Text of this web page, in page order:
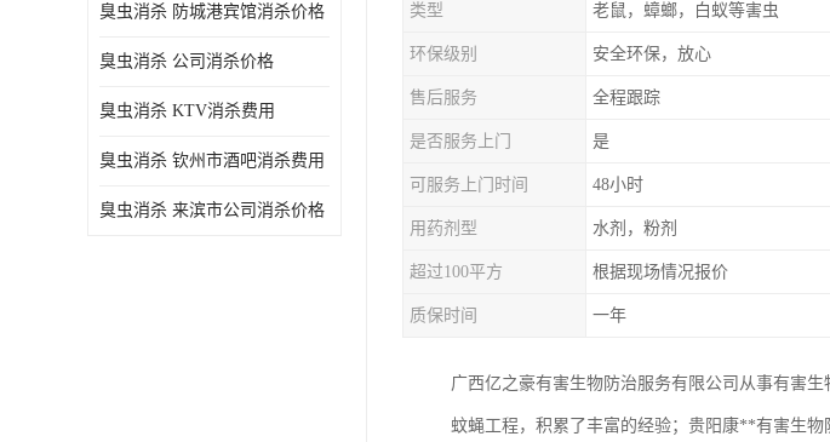
臭虫消杀 防城港宾馆消杀价格
臭虫消杀 公司消杀价格
臭虫消杀 KTV消杀费用
臭虫消杀 钦州市酒吧消杀费用
臭虫消杀 来滨市公司消杀价格
类型 老鼠，蟑螂，白蚁等害虫
环保级别 安全环保，放心
售后服务 全程跟踪
是否服务上门 是
可服务上门时间 48小时
用药剂型 水剂，粉剂
超过100平方 根据现场情况报价
质保时间 一年
广西亿之豪有害生物防治服务有限公司从事有害
蚊蝇工程，积累了丰富的经验；贵阳康**有害生